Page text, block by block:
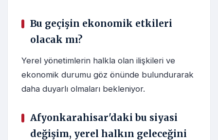
Bu geçişin ekonomik etkileri
olacak mı?
Yerel yönetimlerin halkla olan ilişkileri ve
ekonomik durumu göz önünde bulundurarak
daha duyarlı olmaları bekleniyor.
Afyonkarahisar'daki bu siyasi
değişim, yerel halkın geleceğini